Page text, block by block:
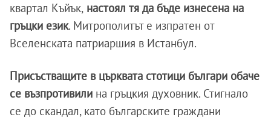
квартал Къйък, настоял тя да бъде изнесена на
гръцки език. Митрополитът е изпратен от
Вселенската патриаршия в Истанбул.
Присъстващите в църквата стотици българи обаче
се възпротивили на гръцкия духовник. Стигнало
се до скандал, като българските граждани